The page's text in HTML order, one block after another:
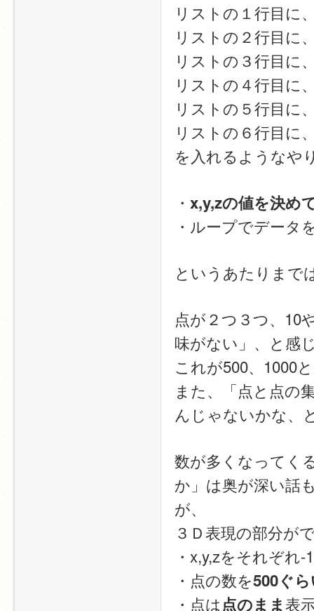
リストの１行目に
リストの２行目に
リストの３行目に
リストの４行目に
リストの５行目に
リストの６行目に
を入れるようなや
・ x,y,zの値を決め
・ループでデータ
というあたりまで
点が２つ３つ、10
味がない」、と感
これが500、1000
また、「点と点の
んじゃないかな、
数が多くなってく
か」は奥が深い話
が、
３Ｄ表現の部分が
・x,y,zをそれぞれ-
・点の数を500ぐ
・点は点のまま表